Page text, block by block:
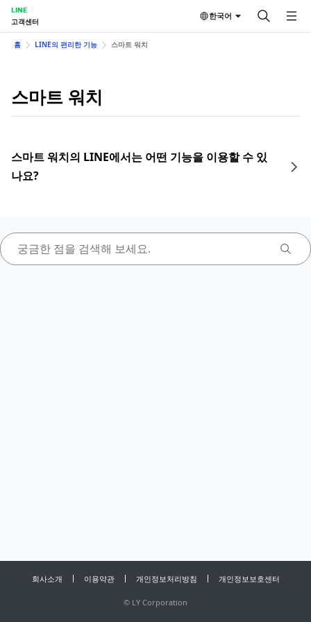
LINE
고객센터
한국어
홈 LINE의 편리한 기능 스마트 워치
스마트 워치
스마트 워치의 LINE에서는 어떤 기능을 이용할 수 있
나요?
회사소개 이용약관 개인정보처리방침 개인정보보호센터
© LY Corporation